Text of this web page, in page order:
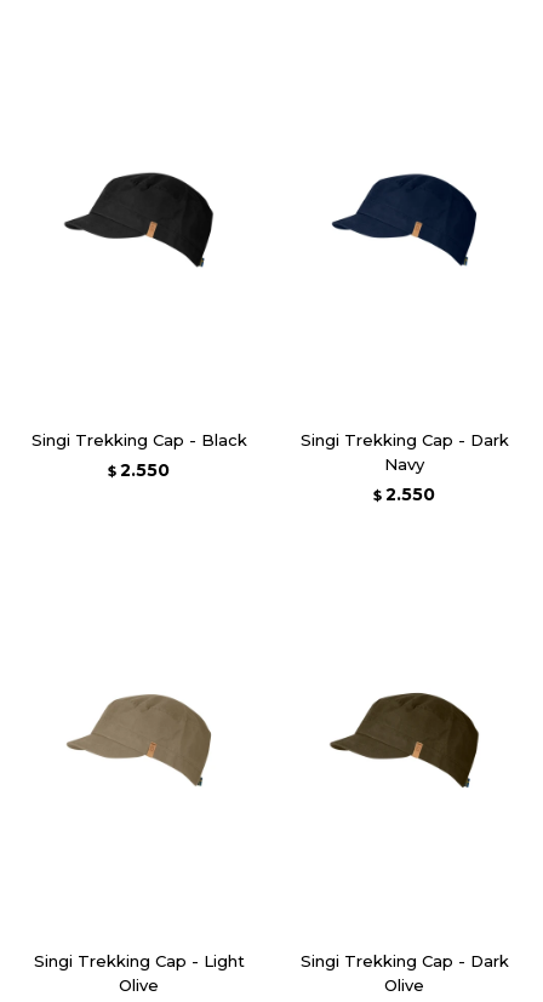
Singi Trekking Cap - Black
$ 2.550
Singi Trekking Cap - Dark
Navy
$ 2.550
Singi Trekking Cap - Light
Olive
Singi Trekking Cap - Dark
Olive